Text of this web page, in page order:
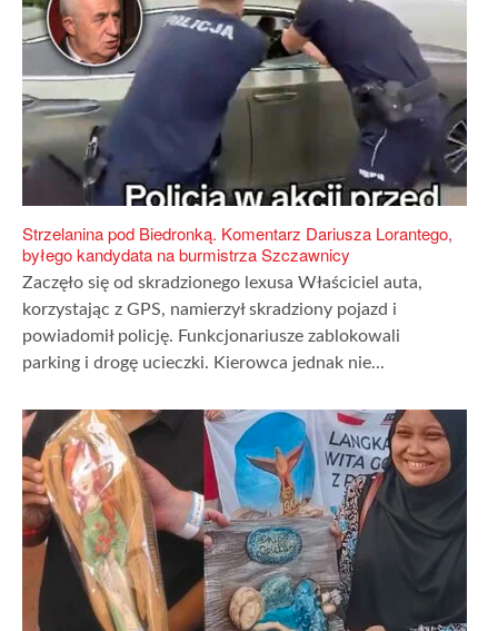
Strzelanina pod Biedronką. Komentarz Dariusza Lorantego,
byłego kandydata na burmistrza Szczawnicy
Zaczęło się od skradzionego lexusa Właściciel auta,
korzystając z GPS, namierzył skradziony pojazd i
powiadomił policję. Funkcjonariusze zablokowali
parking i drogę ucieczki. Kierowca jednak nie...